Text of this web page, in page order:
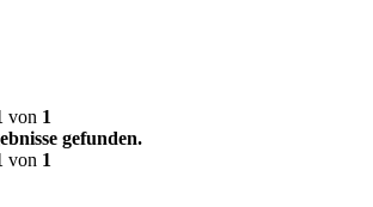
von 1
gefunden.
von 1